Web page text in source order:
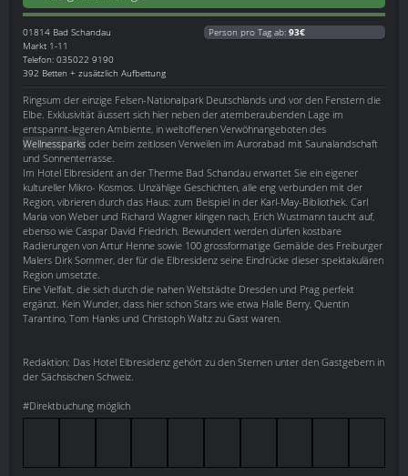
01814 Bad Schandau
Markt 1-11
Telefon: 035022 9190
392 Betten + zusätzlich Aufbettung
Person pro Tag ab: 93€
Ringsum der einzige Felsen-Nationalpark Deutschlands und vor den Fenstern die
Elbe. Exklusivität äussert sich hier neben der atemberaubenden Lage im
entspannt-legeren Ambiente, in weltoffenen Verwöhnangeboten des
Wellnessparks oder beim zeitlosen Verweilen im Aurorabad mit Saunalandschaft
und Sonnenterrasse.
Im Hotel Elbresident an der Therme Bad Schandau erwartet Sie ein eigener
kultureller Mikro- Kosmos. Unzählige Geschichten, alle eng verbunden mit der
Region, vibrieren durch das Haus: zum Beispiel in der Karl-May-Bibliothek. Carl
Maria von Weber und Richard Wagner klingen nach, Erich Wustmann taucht auf,
ebenso wie Caspar David Friedrich. Bewundert werden dürfen kostbare
Radierungen von Artur Henne sowie 100 grossformatige Gemälde des Freiburger
Malers Dirk Sommer, der für die Elbresidenz seine Eindrücke dieser spektakulären
Region umsetzte.
Eine Vielfalt, die sich durch die nahen Weltstädte Dresden und Prag perfekt
ergänzt. Kein Wunder, dass hier schon Stars wie etwa Halle Berry, Quentin
Tarantino, Tom Hanks und Christoph Waltz zu Gast waren.
Redaktion: Das Hotel Elbresidenz gehört zu den Sternen unter den Gastgebern in
der Sächsischen Schweiz.
#Direktbuchung möglich